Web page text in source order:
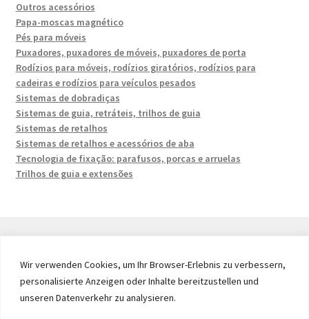
Wir verwenden Cookies, um Ihr Browser-Erlebnis zu verbessern,
personalisierte Anzeigen oder Inhalte bereitzustellen und
unseren Datenverkehr zu analysieren.
Outros acessórios
Papa-moscas magnético
Pés para móveis
Puxadores, puxadores de móveis, puxadores de porta
Rodízios para móveis, rodízios giratórios, rodízios para
cadeiras e rodízios para veículos pesados
Sistemas de dobradiças
Sistemas de guia, retráteis, trilhos de guia
Sistemas de retalhos
Sistemas de retalhos e acessórios de aba
Tecnologia de fixação: parafusos, porcas e arruelas
Trilhos de guia e extensões
© 2026 by UMAXO Germany, member of the ERUON Group.
High quality Fittings, mechanical Components and